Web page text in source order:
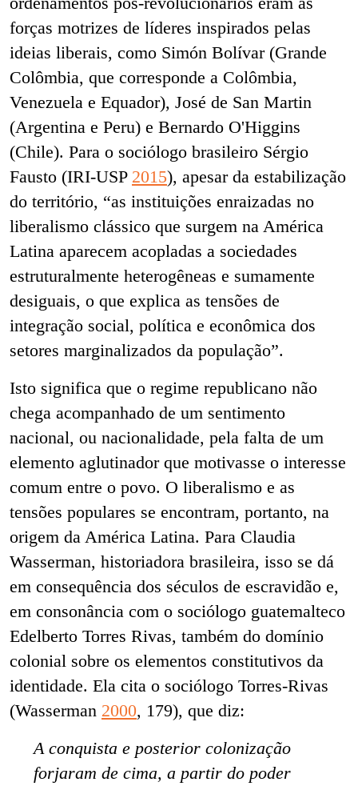
forças motrizes de líderes inspirados pelas
ideias liberais, como Simón Bolívar (Grande
Colômbia, que corresponde a Colômbia,
Venezuela e Equador), José de San Martin
(Argentina e Peru) e Bernardo O'Higgins
(Chile). Para o sociólogo brasileiro Sérgio
Fausto (IRI-USP 2015), apesar da estabilização
do território, “as instituições enraizadas no
liberalismo clássico que surgem na América
Latina aparecem acopladas a sociedades
estruturalmente heterogêneas e sumamente
desiguais, o que explica as tensões de
integração social, política e econômica dos
setores marginalizados da população”.
Isto significa que o regime republicano não
chega acompanhado de um sentimento
nacional, ou nacionalidade, pela falta de um
elemento aglutinador que motivasse o interesse
comum entre o povo. O liberalismo e as
tensões populares se encontram, portanto, na
origem da América Latina. Para Claudia
Wasserman, historiadora brasileira, isso se dá
em consequência dos séculos de escravidão e,
em consonância com o sociólogo guatemalteco
Edelberto Torres Rivas, também do domínio
colonial sobre os elementos constitutivos da
identidade. Ela cita o sociólogo Torres-Rivas
(Wasserman 2000, 179), que diz:
A conquista e posterior colonização
forjaram de cima, a partir do poder